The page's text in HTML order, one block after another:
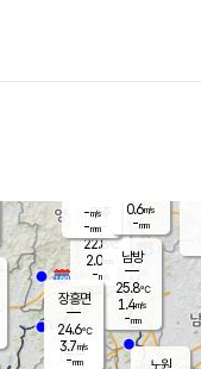
양주
22.8℃
2.0
-mm
은평
노원
남방
25.8℃
1.4m/s
-mm
장흥면
24.6℃
3.7m/s
-mm
-m/s
-mm
0.6m/s
-mm